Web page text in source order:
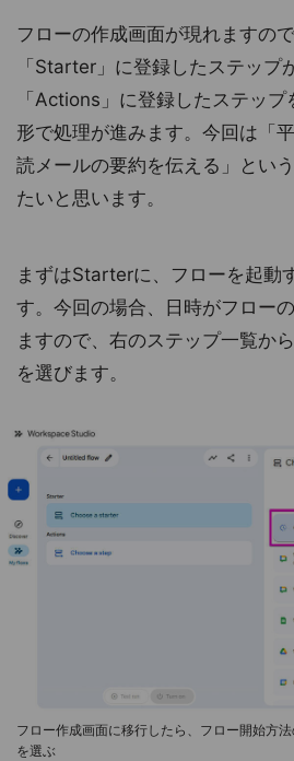
フローの作成画面が現れますの
「Starter」に登録したステップ
「Actions」に登録したステッ
形で処理が進みます。今回は「
読メールの要約を伝える」とい
たいと思います。
まずはStarterに、フローを起動
す。今回の場合、日時がフロー
ますので、右のステップ一覧か
を選びます。
フロー作成画面に移行したら、フロー開始方
を選ぶ